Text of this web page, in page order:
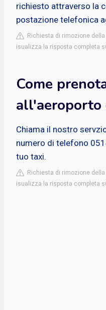
richiesto attraverso la
postazione telefonica
Richiesta di rimozione
isualizza la risposta completa
Come
all'aeroporto
Chiama il nostro
numero di telefono
tuo taxi.
Richiesta di rimozione
isualizza la risposta completa